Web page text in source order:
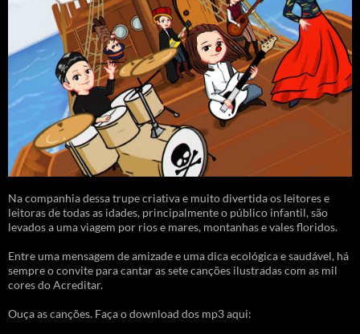
Na companhia dessa trupe criativa e muito divertida os leitores e
leitoras de todas as idades, principalmente o público infantil, são
levados a uma viagem por rios e mares, montanhas e vales floridos.
Entre uma mensagem de amizade e uma dica ecológica e saudável, há
sempre o convite para cantar as sete canções ilustradas com as mil
cores do Acreditar.
Ouça as canções. Faça o download dos mp3 aqui: